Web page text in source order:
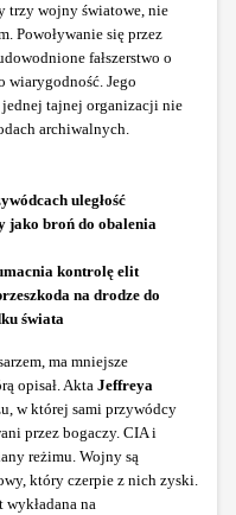
trzy wojny światowe, nie
Powoływanie się przez
fałszerstwo o
wiarygodność. Jego
tajnej organizacji nie
archiwalnych.
uległość
jako broń do obalenia
kontrolę elit
na drodze do
świata
ma mniejsze
opisał. Akta Jeffreya
w której sami przywódcy
przez bogaczy. CIA i
reżimu. Wojny są
który czerpie z nich zyski.
wykładana na